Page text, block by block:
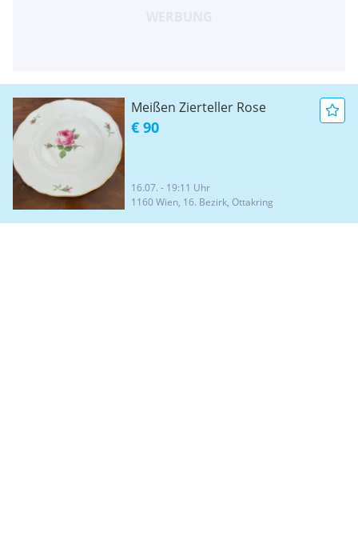
Meißen Zierteller Rose
€ 90
16.07. - 19:11 Uhr
1160 Wien, 16. Bezirk, Ottakring